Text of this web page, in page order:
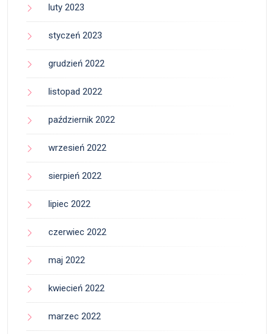
luty 2023
styczeń 2023
grudzień 2022
listopad 2022
październik 2022
wrzesień 2022
sierpień 2022
lipiec 2022
czerwiec 2022
maj 2022
kwiecień 2022
marzec 2022